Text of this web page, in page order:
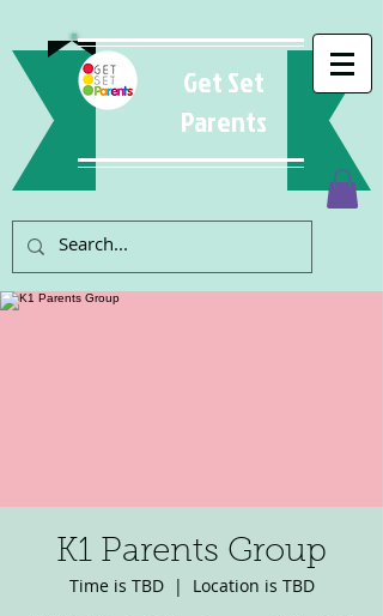
Get Set
Parents
K1 Parents Group
Time is TBD
  |
Location is TBD